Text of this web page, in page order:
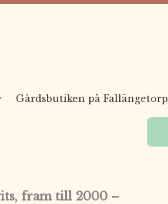
Gårdsbutiken på Fallängetorp
fram till 2000 –